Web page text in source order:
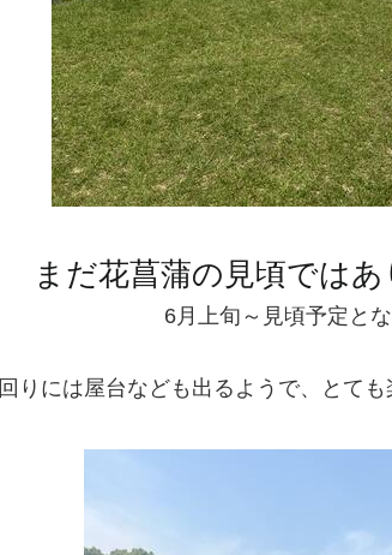
まだ花菖蒲の見頃ではあ
6月上旬～見頃予定
回りには屋台なども出るようで、とて